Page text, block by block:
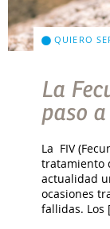
QUIERO
La
paso
La FIV
tratamiento
actualidad
ocasiones
fallidas. Los